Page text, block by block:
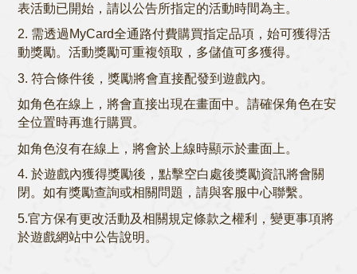
表活動已開始，請以公告所指定的活動時間為主。
2. 需透過MyCard全通路付費購買指定品項，始可獲得活
動獎勵。活動獎勵可重複領取，多儲值可多獲得。
3. 符合條件後，獎勵將會直接配發到遊戲內。
如角色在線上，將會直接出現在畫面中。請確保角色在安
全位置時再進行購買。
如角色沒有在線上，將會於上線時顯示於畫面上。
4. 於遊戲內獲得獎勵後，點擊空白處後獎勵資訊將會關
閉。如有獎勵查詢或相關問題，請與客服中心聯繫。
5.官方保有更改活動及相關規定條款之權利，變更事項將
於遊戲網站中公告說明。